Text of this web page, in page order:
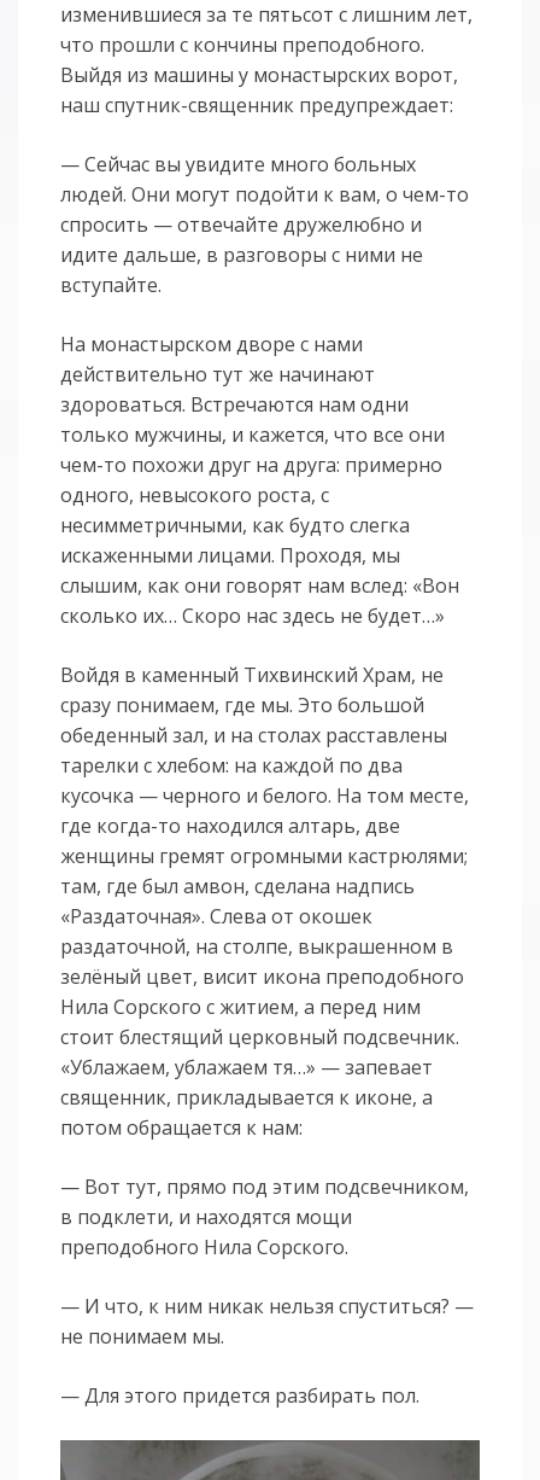
изменившиеся за те пятьсот с лишним лет,
что прошли с кончины преподобного.
Выйдя из машины у монастырских ворот,
наш спутник-священник предупреждает:
— Сейчас вы увидите много больных
людей. Они могут подойти к вам, о чем-то
спросить — отвечайте дружелюбно и
идите дальше, в разговоры с ними не
вступайте.
На монастырском дворе с нами
действительно тут же начинают
здороваться. Встречаются нам одни
только мужчины, и кажется, что все они
чем-то похожи друг на друга: примерно
одного, невысокого роста, с
несимметричными, как будто слегка
искаженными лицами. Проходя, мы
слышим, как они говорят нам вслед: «Вон
сколько их… Скоро нас здесь не будет…»
Войдя в каменный Тихвинский Храм, не
сразу понимаем, где мы. Это большой
обеденный зал, и на столах расставлены
тарелки с хлебом: на каждой по два
кусочка — черного и белого. На том месте,
где когда-то находился алтарь, две
женщины гремят огромными кастрюлями;
там, где был амвон, сделана надпись
«Раздаточная». Слева от окошек
раздаточной, на столпе, выкрашенном в
зелёный цвет, висит икона преподобного
Нила Сорского с житием, а перед ним
стоит блестящий церковный подсвечник.
«Ублажаем, ублажаем тя…» — запевает
священник, прикладывается к иконе, а
потом обращается к нам:
— Вот тут, прямо под этим подсвечником,
в подклети, и находятся мощи
преподобного Нила Сорского.
— И что, к ним никак нельзя спуститься? —
не понимаем мы.
— Для этого придется разбирать пол.